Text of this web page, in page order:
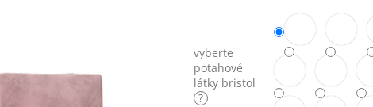
vyberte
potahové
látky bristol
?